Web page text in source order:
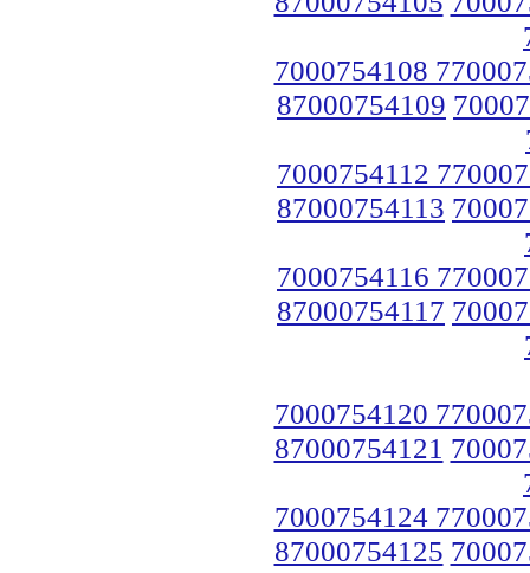
7000754108
87000754109
7000754112
87000754113
7000754116
87000754117
7000754120
87000754121
7000754124
87000754125